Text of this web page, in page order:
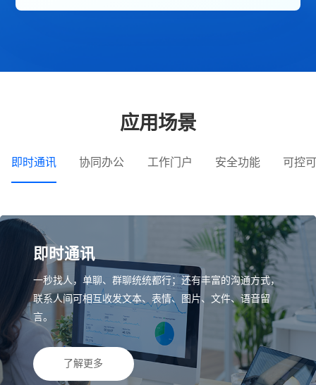
应用场景
即时通讯 协同办公 工作门户 安全功能 可控
即时通讯
一秒找人，单聊、群聊统统都行；还有丰富的沟通方式，
联系人间可相互收发文本、表情、图片、文件、语音留
言。
了解更多